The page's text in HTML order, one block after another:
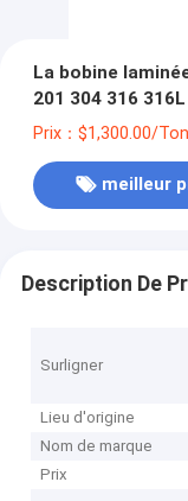
La bobine
201 304 316
lovent 304
Prix：$1,300.00/
meilleur
Description De
Surligner
Lieu d'origine
Nom de marque
Prix